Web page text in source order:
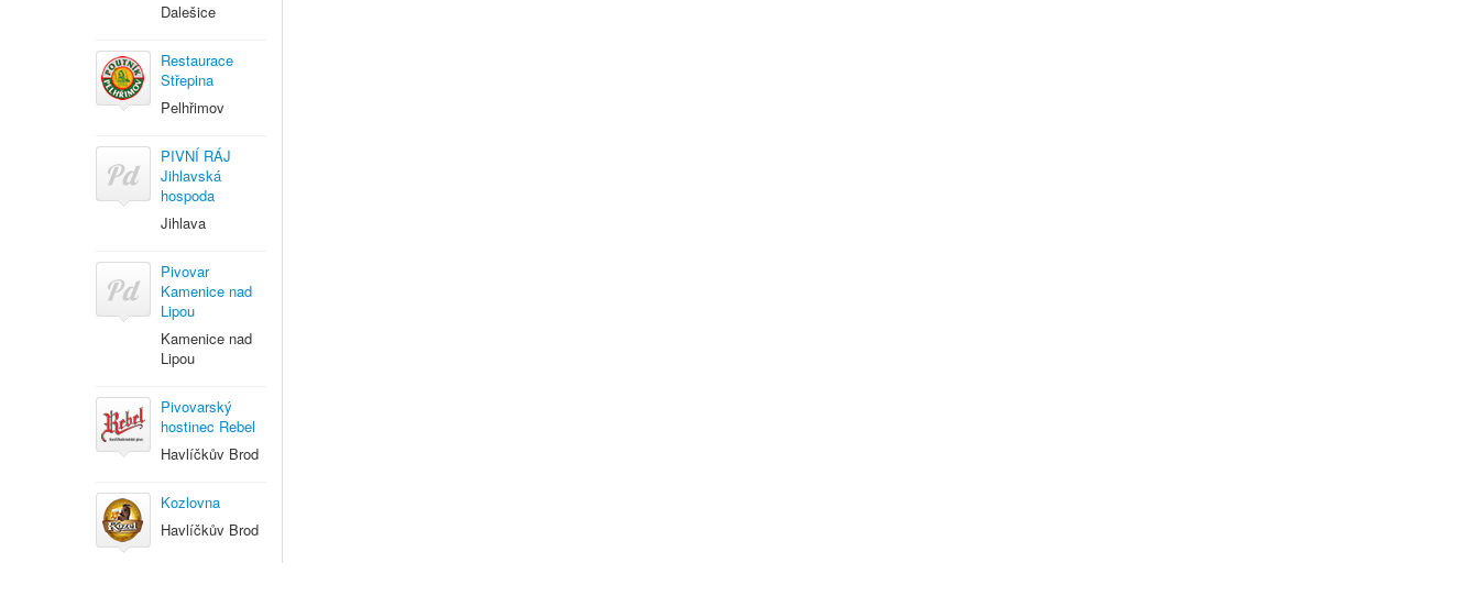
Dalešice
Restaurace
Střepina
Pelhřimov
PIVNÍ RÁJ
Jihlavská
hospoda
Jihlava
Pivovar
Kamenice nad
Lipou
Kamenice nad
Lipou
Pivovarský
hostinec Rebel
Havlíčkův Brod
Kozlovna
Havlíčkův Brod